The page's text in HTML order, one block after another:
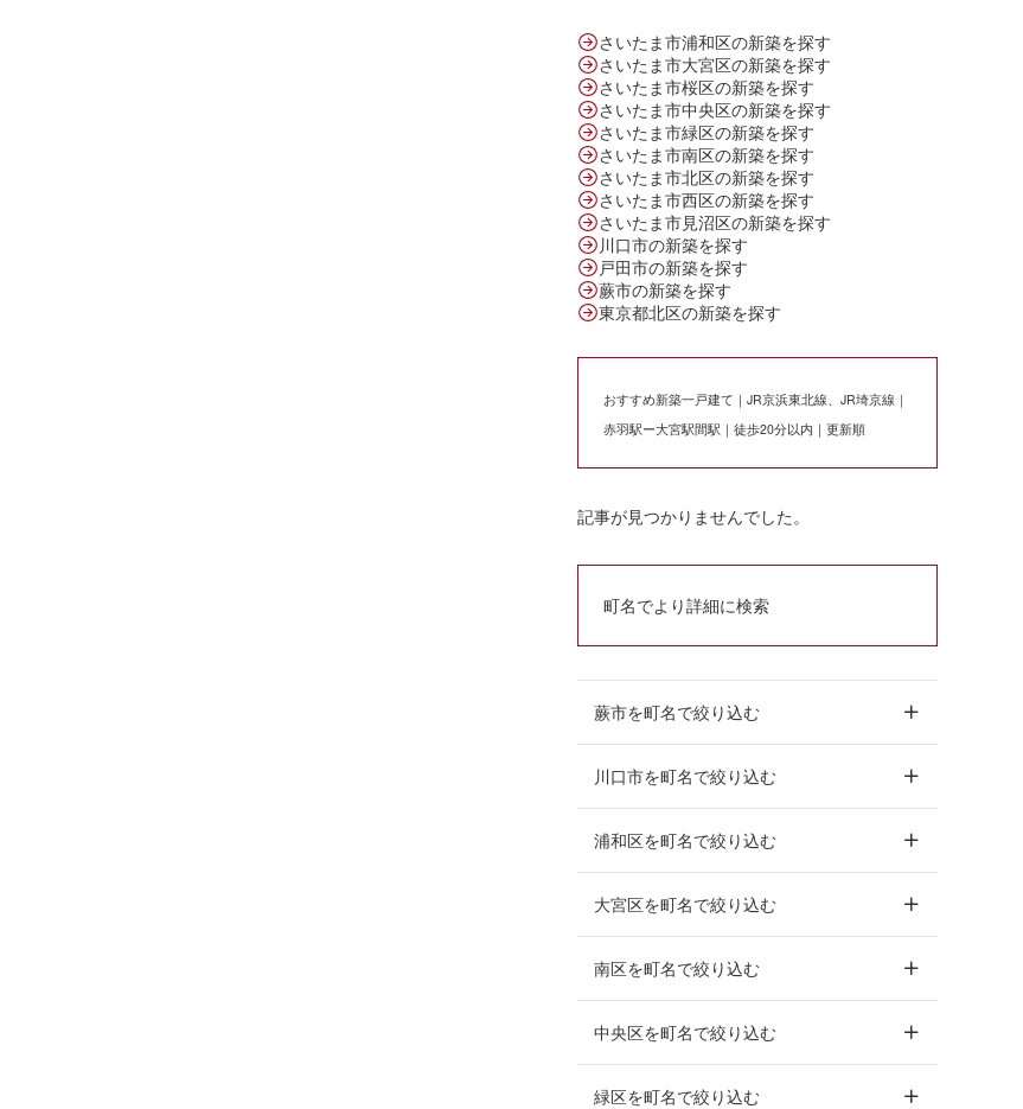
さいたま市浦和区の新築を探す
さいたま市大宮区の新築を探す
さいたま市桜区の新築を探す
さいたま市中央区の新築を探す
さいたま市緑区の新築を探す
さいたま市南区の新築を探す
さいたま市北区の新築を探す
さいたま市西区の新築を探す
さいたま市見沼区の新築を探す
川口市の新築を探す
戸田市の新築を探す
蕨市の新築を探す
東京都北区の新築を探す
おすすめ新築一戸建て｜JR京浜東北線、JR埼京線｜
赤羽駅ー大宮駅間駅｜徒歩20分以内｜更新順
記事が見つかりませんでした。
町名でより詳細に検索
蕨市を町名で絞り込む
川口市を町名で絞り込む
浦和区を町名で絞り込む
大宮区を町名で絞り込む
南区を町名で絞り込む
中央区を町名で絞り込む
緑区を町名で絞り込む